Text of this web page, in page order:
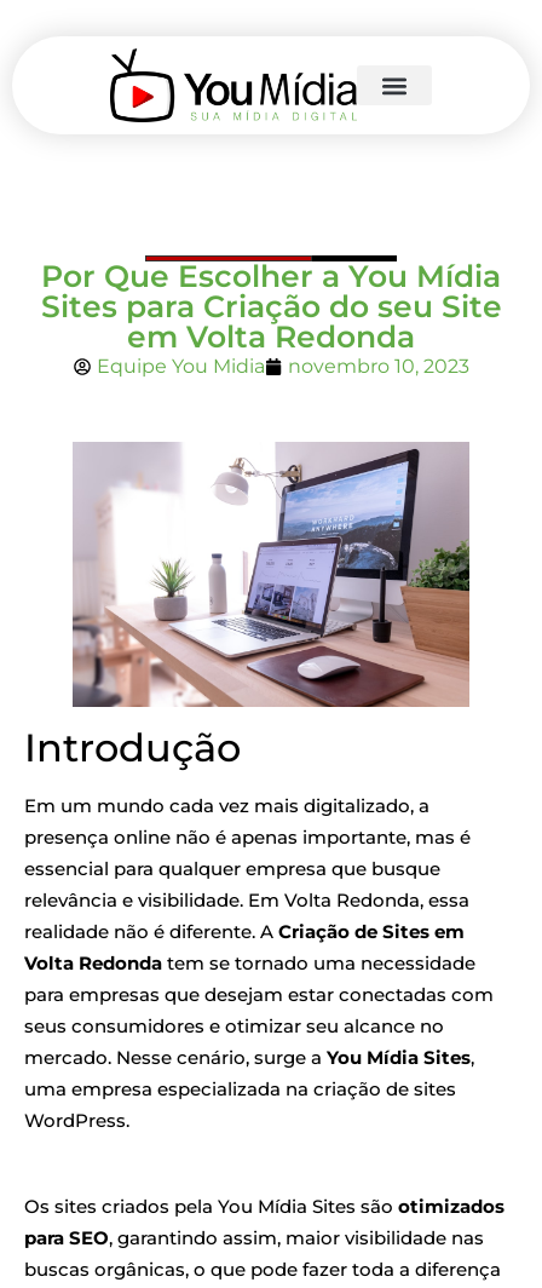
Por Que Escolher a You Mídia
Sites para Criação do seu Site
em Volta Redonda
Equipe You Midia novembro 10, 2023
Introdução
Em um mundo cada vez mais digitalizado, a
presença online não é apenas importante, mas é
essencial para qualquer empresa que busque
relevância e visibilidade. Em Volta Redonda, essa
realidade não é diferente. A Criação de Sites em
Volta Redonda tem se tornado uma necessidade
para empresas que desejam estar conectadas com
seus consumidores e otimizar seu alcance no
mercado. Nesse cenário, surge a You Mídia Sites,
uma empresa especializada na criação de sites
WordPress.
Os sites criados pela You Mídia Sites são otimizados
para SEO, garantindo assim, maior visibilidade nas
buscas orgânicas, o que pode fazer toda a diferença